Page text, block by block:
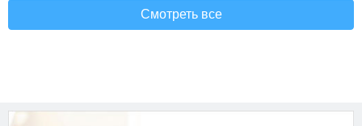
Смотреть все